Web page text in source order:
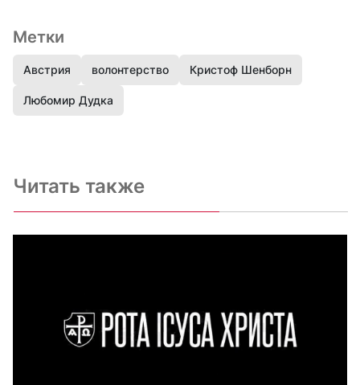
Метки
Австрия волонтерство Кристоф Шенборн
Любомир Дудка
Читать также